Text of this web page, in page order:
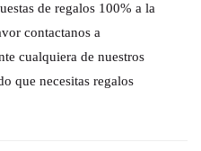
de regalos 100% a la
contactanos a
cualquiera de nuestros
que necesitas regalos